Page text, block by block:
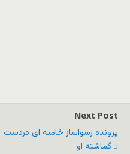
Next Post
پرونده رسواساز خامنه ای دردست
گماشته او